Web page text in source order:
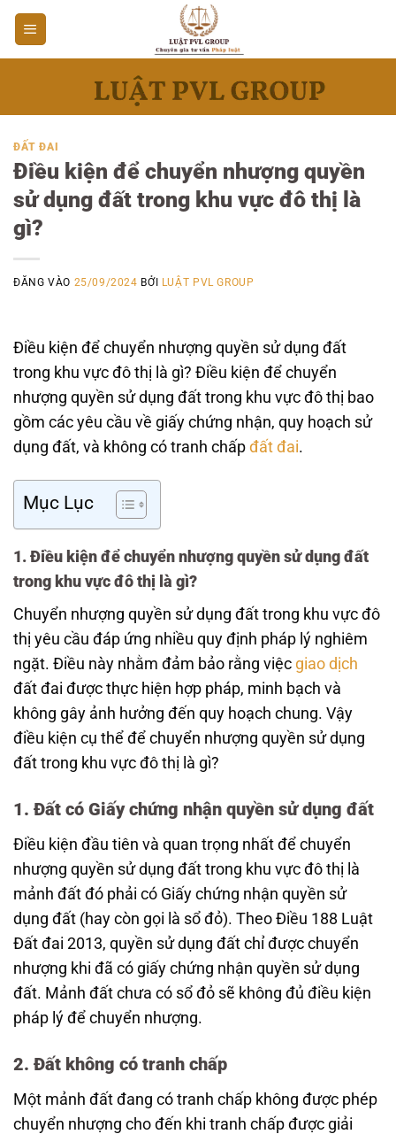
Bỏ
qua
nội
ĐẤT ĐAI
Điều kiện để chuyển nhượng quyền
sử dụng đất trong khu vực đô thị là
gì?
ĐĂNG VÀO 25/09/2024 BỞI LUẬT PVL GROUP
Điều kiện để chuyển nhượng quyền sử dụng đất
trong khu vực đô thị là gì? Điều kiện để chuyển
nhượng quyền sử dụng đất trong khu vực đô thị bao
gồm các yêu cầu về giấy chứng nhận, quy hoạch sử
dụng đất, và không có tranh chấp đất đai.
Mục Lục
1. Điều kiện để chuyển nhượng quyền sử dụng đất
trong khu vực đô thị là gì?
Chuyển nhượng quyền sử dụng đất trong khu vực đô
thị yêu cầu đáp ứng nhiều quy định pháp lý nghiêm
ngặt. Điều này nhằm đảm bảo rằng việc giao dịch
đất đai được thực hiện hợp pháp, minh bạch và
không gây ảnh hưởng đến quy hoạch chung. Vậy
điều kiện cụ thể để chuyển nhượng quyền sử dụng
đất trong khu vực đô thị là gì?
1. Đất có Giấy chứng nhận quyền sử dụng đất
Điều kiện đầu tiên và quan trọng nhất để chuyển
nhượng quyền sử dụng đất trong khu vực đô thị là
mảnh đất đó phải có Giấy chứng nhận quyền sử
dụng đất (hay còn gọi là sổ đỏ). Theo Điều 188 Luật
Đất đai 2013, quyền sử dụng đất chỉ được chuyển
nhượng khi đã có giấy chứng nhận quyền sử dụng
đất. Mảnh đất chưa có sổ đỏ sẽ không đủ điều kiện
pháp lý để chuyển nhượng.
2. Đất không có tranh chấp
Một mảnh đất đang có tranh chấp không được phép
chuyển nhượng cho đến khi tranh chấp được giải